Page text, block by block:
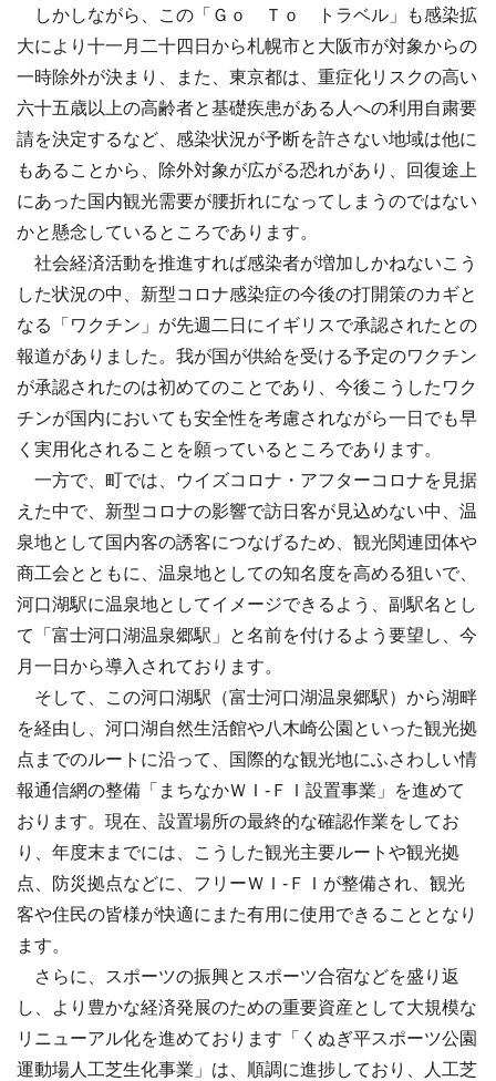
しかしながら、この「Ｇｏ Ｔｏ トラベル」も感染拡
大により十一月二十四日から札幌市と大阪市が対象からの
一時除外が決まり、また、東京都は、重症化リスクの高い
六十五歳以上の高齢者と基礎疾患がある人への利用自粛要
請を決定するなど、感染状況が予断を許さない地域は他に
もあることから、除外対象が広がる恐れがあり、回復途上
にあった国内観光需要が腰折れになってしまうのではない
かと懸念しているところであります。
社会経済活動を推進すれば感染者が増加しかねないこう
した状況の中、新型コロナ感染症の今後の打開策のカギと
なる「ワクチン」が先週二日にイギリスで承認されたとの
報道がありました。我が国が供給を受ける予定のワクチン
が承認されたのは初めてのことであり、今後こうしたワク
チンが国内においても安全性を考慮されながら一日でも早
く実用化されることを願っているところであります。
一方で、町では、ウイズコロナ・アフターコロナを見据
えた中で、新型コロナの影響で訪日客が見込めない中、温
泉地として国内客の誘客につなげるため、観光関連団体や
商工会とともに、温泉地としての知名度を高める狙いで、
河口湖駅に温泉地としてイメージできるよう、副駅名とし
て「富士河口湖温泉郷駅」と名前を付けるよう要望し、今
月一日から導入されております。
そして、この河口湖駅（富士河口湖温泉郷駅）から湖畔
を経由し、河口湖自然生活館や八木崎公園といった観光拠
点までのルートに沿って、国際的な観光地にふさわしい情
報通信網の整備「まちなかＷＩ‐ＦＩ設置事業」を進めて
おります。現在、設置場所の最終的な確認作業をしてお
り、年度末までには、こうした観光主要ルートや観光拠
点、防災拠点などに、フリーＷＩ‐ＦＩが整備され、観光
客や住民の皆様が快適にまた有用に使用できることとなり
ます。
さらに、スポーツの振興とスポーツ合宿などを盛り返
し、より豊かな経済発展のための重要資産として大規模な
リニューアル化を進めております「くぬぎ平スポーツ公園
運動場人工芝生化事業」は、順調に進捗しており、人工芝